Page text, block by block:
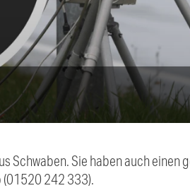
Schwaben. Sie haben auch einen
242 333).